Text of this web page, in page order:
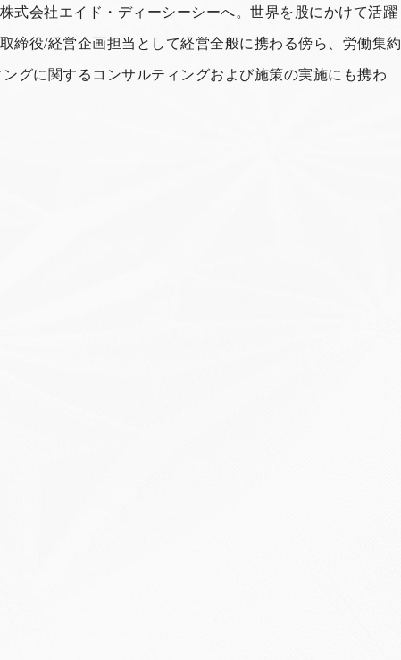
式会社エイド・ディーシーシーへ。世界を股にかけて活躍
締役/経営企画担当として経営全般に携わる傍ら、労働集約
グに関するコンサルティングおよび施策の実施にも携わ